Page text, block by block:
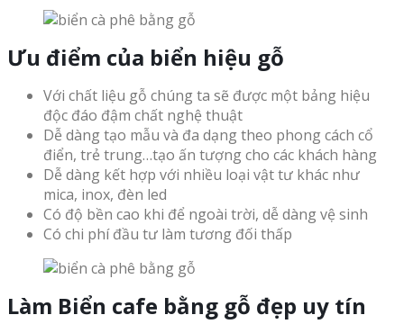
Ưu điểm của biển hiệu gỗ
Với chất liệu gỗ chúng ta sẽ được một bảng hiệu
độc đáo đậm chất nghệ thuật
Dễ dàng tạo mẫu và đa dạng theo phong cách cổ
điển, trẻ trung…tạo ấn tượng cho các khách hàng
Dễ dàng kết hợp với nhiều loại vật tư khác như
mica, inox, đèn led
Có độ bền cao khi để ngoài trời, dễ dàng vệ sinh
Có chi phí đầu tư làm tương đối thấp
Làm Biển cafe bằng gỗ đẹp uy tín